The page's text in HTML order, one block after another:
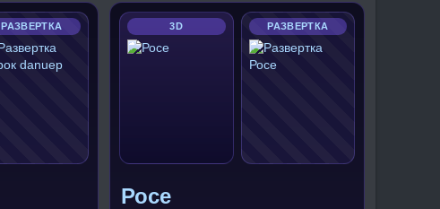
РАЗВЕРТКА 3D РАЗВЕРТКА
Росе